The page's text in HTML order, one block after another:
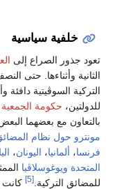
خلفية سياسية
تعود جذور الصراع إلى
الثانية وأثناءها. حتى
التركية السوڤيتية
للدولتين، حكومة الجمعية
بالتعاون مع بعضهما
مونترو حول نظام
فرنسا، ألمانيا، اليونان،
المتحدة ويوغوسلاڤيا
للمضائق التركية. [5]